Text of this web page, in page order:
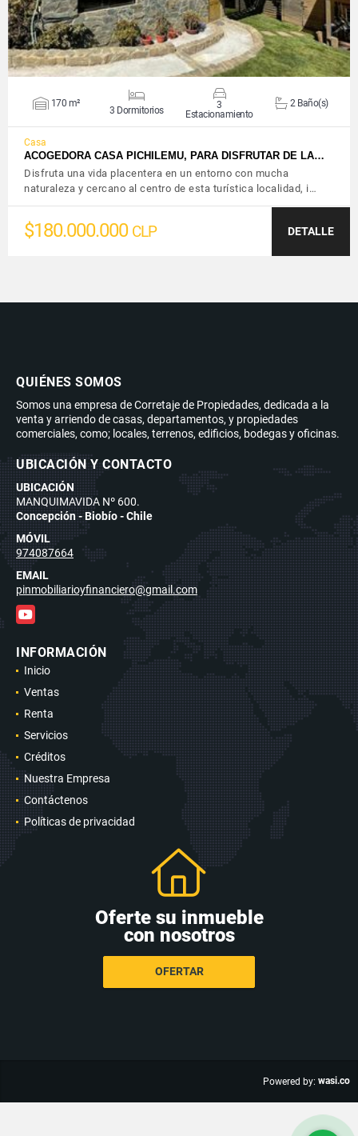
170 m²
3 Dormitorios
3
Estacionamiento
2 Baño(s)
Casa
ACOGEDORA CASA PICHILEMU, PARA DISFRUTAR DE LA…
Disfruta una vida placentera en un entorno con mucha
naturaleza y cercano al centro de esta turística localidad, i…
$180.000.000 CLP DETALLE
QUIÉNES SOMOS
Somos una empresa de Corretaje de Propiedades, dedicada a la
venta y arriendo de casas, departamentos, y propiedades
comerciales, como; locales, terrenos, edificios, bodegas y oficinas.
UBICACIÓN Y CONTACTO
UBICACIÓN
MANQUIMAVIDA Nº 600.
Concepción - Biobío - Chile
MÓVIL
974087664
EMAIL
pinmobiliarioyfinanciero@gmail.com
YouTube
INFORMACIÓN
Inicio
Ventas
Renta
Servicios
Créditos
Nuestra Empresa
Contáctenos
Políticas de privacidad
Oferte su inmueble
con nosotros
OFERTAR
Powered by: wasi.co